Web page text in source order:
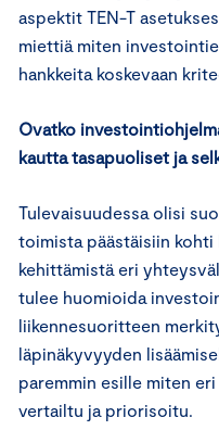
aspektit TEN-T
miettiä miten
hankkeita koskevaan
Ovatko
kautta tasapuoliset ja
Tulevaisuudessa olisi
toimista päästäisiin kohti
kehittämistä eri
tulee huomioida
liikennesuoritteen
läpinäkyvyyden
paremmin esille miten
vertailtu ja priorisoitu.